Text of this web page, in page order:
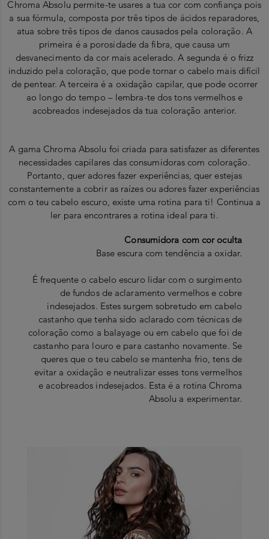
Chroma Absolu permite-te usares a tua cor com confiança pois
a sua fórmula, composta por três tipos de ácidos reparadores,
atua sobre três tipos de danos causados pela coloração. A
primeira é a porosidade da fibra, que causa um
desvanecimento da cor mais acelerado. A segunda é o frizz
induzido pela coloração, que pode tornar o cabelo mais difícil
de pentear. A terceira é a oxidação capilar, que pode ocorrer
ao longo do tempo – lembra-te dos tons vermelhos e
acobreados indesejados da tua coloração anterior.
A gama Chroma Absolu foi criada para satisfazer as diferentes
necessidades capilares das consumidoras com coloração.
Portanto, quer adores fazer experiências, quer estejas
constantemente a cobrir as raízes ou adores fazer experiências
com o teu cabelo escuro, existe uma rotina para ti! Continua a
ler para encontrares a rotina ideal para ti.
Consumidora com cor oculta
Base escura com tendência a oxidar.
É frequente o cabelo escuro lidar com o surgimento
de fundos de aclaramento vermelhos e cobre
indesejados. Estes surgem sobretudo em cabelo
castanho que tenha sido aclarado com técnicas de
coloração como a balayage ou em cabelo que foi de
castanho para louro e para castanho novamente. Se
queres que o teu cabelo se mantenha frio, tens de
evitar a oxidação e neutralizar esses tons vermelhos
e acobreados indesejados. Esta é a rotina Chroma
Absolu a experimentar.